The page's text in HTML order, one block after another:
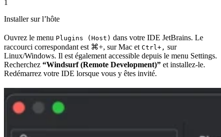
1
Installer sur l’hôte
Ouvrez le menu Plugins (Host) dans votre IDE JetBrains. Le
raccourci correspondant est ⌘+, sur Mac et Ctrl+, sur
Linux/Windows. Il est également accessible depuis le menu Settings.
Recherchez “Windsurf (Remote Development)” et installez-le.
Redémarrez votre IDE lorsque vous y êtes invité.